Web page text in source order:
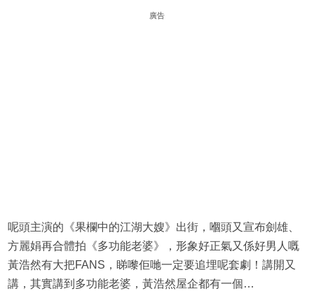
廣告
呢頭主演的《果欄中的江湖大嫂》出街，嗰頭又宣布劍雄、
方麗娟再合體拍《多功能老婆》，形象好正氣又係好男人嘅
黃浩然有大把FANS，睇嚟佢哋一定要追埋呢套劇！講開又
講，其實講到多功能老婆，黃浩然屋企都有一個…